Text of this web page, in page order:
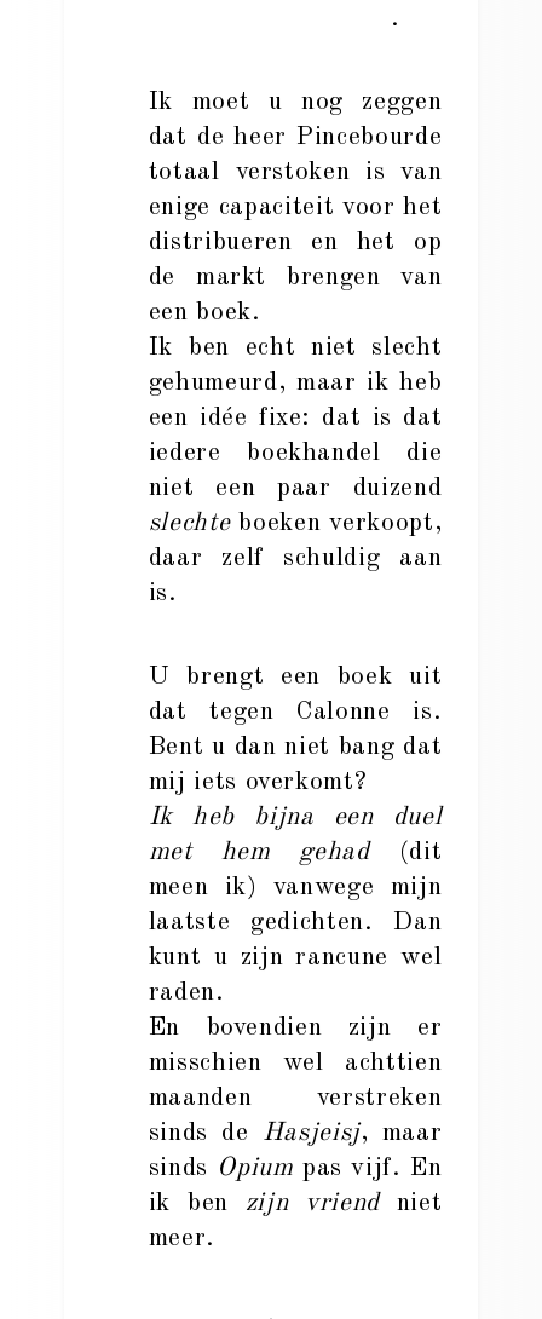
.
Ik moet u nog zeggen
dat de heer Pincebourde
totaal verstoken is van
enige capaciteit voor het
distribueren en het op
de markt brengen van
een boek.
Ik ben echt niet slecht
gehumeurd, maar ik heb
een idée fixe: dat is dat
iedere boekhandel die
niet een paar duizend
slechteboeken verkoopt,
daar zelf schuldig aan
is.
U brengt een boek uit
dat tegen Calonne is.
Bent u dan niet bang dat
mij iets overkomt?
Ik heb bijna een duel
met hem gehad(dit
meen ik) vanwege mijn
laatste gedichten. Dan
kunt u zijn rancune wel
raden.
En bovendien zijn er
misschien wel achttien
maanden verstreken
sinds de Hasjeisj, maar
sinds Opium pas vijf. En
ik ben zijn vriendniet
meer.